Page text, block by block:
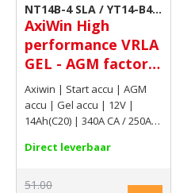
NT14B-4 SLA / YT14-B4
GEL / AT14-B4
AxiWin High
performance VRLA
GEL - AGM factory
activated
motoraccu 12V
14Ah(C20) 340A CA
/ 250A CCA EN
Axiwin | Start accu | AGM
accu | Gel accu | 12V |
14Ah(C20) | 340A CA / 250A
Direct leverbaar
51.00